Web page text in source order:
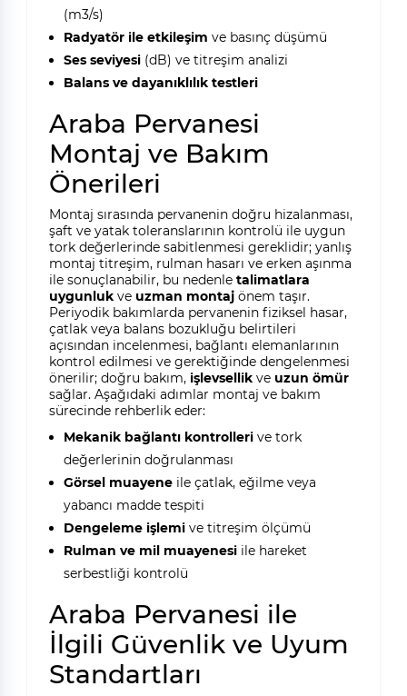
(m3/s)
Radyatör ile etkileşim ve basınç düşümü
Ses seviyesi(dB) ve titreşim analizi
Balans ve dayanıklılık testleri
Araba Pervanesi
Montaj ve Bakım
Önerileri
Montaj sırasında pervanenin doğru hizalanması,
şaft ve yatak toleranslarının kontrolü ile uygun
tork değerlerinde sabitlenmesi gereklidir; yanlış
montaj titreşim, rulman hasarı ve erken aşınma
ile sonuçlanabilir, bu nedenle talimatlara
uygunlukve uzman montajönem taşır.
Periyodik bakımlarda pervanenin fiziksel hasar,
çatlak veya balans bozukluğu belirtileri
açısından incelenmesi, bağlantı elemanlarının
kontrol edilmesi ve gerektiğinde dengelenmesi
önerilir; doğru bakım, işlevsellikve uzun ömür
sağlar. Aşağıdaki adımlar montaj ve bakım
sürecinde rehberlik eder:
Mekanik bağlantı kontrollerive tork
değerlerinin doğrulanması
Görsel muayeneile çatlak, eğilme veya
yabancı madde tespiti
Dengeleme işlemive titreşim ölçümü
Rulman ve mil muayenesiile hareket
serbestliği kontrolü
Araba Pervanesi ile
İlgili Güvenlik ve Uyum
Standartları